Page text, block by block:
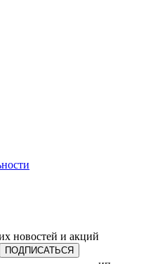
новостей и акций
ПОДПИСАТЬСЯ